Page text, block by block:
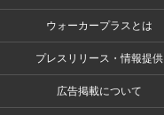
ウォーカープラスとは
プレスリリース・情報提供
広告掲載について